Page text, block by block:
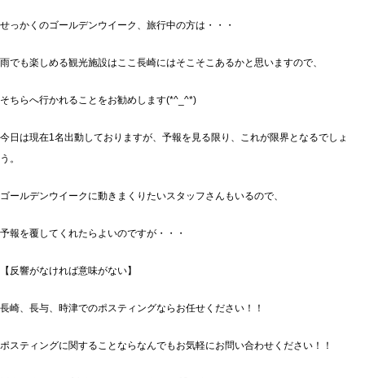
せっかくのゴールデンウイーク、旅行中の方は・・・
雨でも楽しめる観光施設はここ長崎にはそこそこあるかと思いますので、
そちらへ行かれることをお勧めします(*^_^*)
今日は現在1名出動しておりますが、予報を見る限り、これが限界となるでしょ
う。
ゴールデンウイークに動きまくりたいスタッフさんもいるので、
予報を覆してくれたらよいのですが・・・
【反響がなければ意味がない】
長崎、長与、時津でのポスティングならお任せください！！
ポスティングに関することならなんでもお気軽にお問い合わせください！！